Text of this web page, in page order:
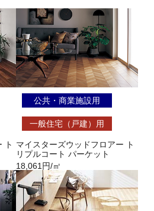
ト
公共・商業施設用
一般住宅（戸建）用
マイスターズウッドフロアー ト
リプルコート パーケット
18,061円/㎡